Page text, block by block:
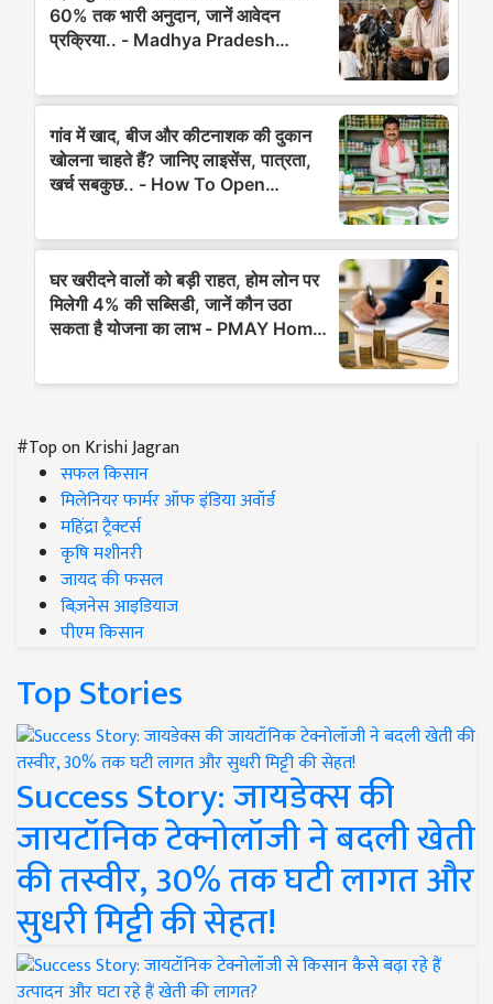
#Top on Krishi Jagran
सफल किसान
मिलेनियर फार्मर ऑफ इंडिया अवॉर्ड
महिंद्रा ट्रैक्टर्स
कृषि मशीनरी
जायद की फसल
बिज़नेस आइडियाज
पीएम किसान
Top Stories
Success Story: जायडेक्स की
जायटॉनिक टेक्नोलॉजी ने बदली खेती
की तस्वीर, 30% तक घटी लागत और
सुधरी मिट्टी की सेहत!